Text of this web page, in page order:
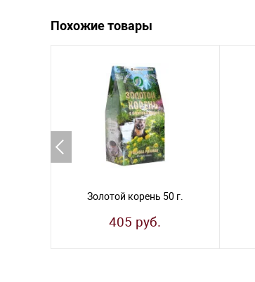
Похожие товары
Золотой корень 50 г.
405 руб.